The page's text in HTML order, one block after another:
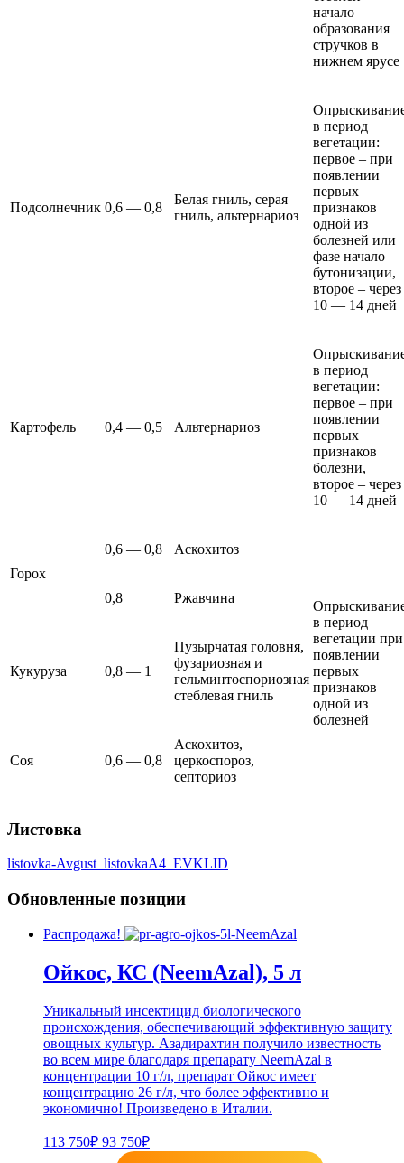
начало
образования
стручков в
нижнем ярусе
Подсолнечник 0,6 — 0,8
Белая гниль, серая
гниль, альтернариоз
в период
вегетации:
первое – при
появлении
первых
признаков
одной из
болезней или
фазе начало
бутонизации,
второе – через
10 — 14 дней
Картофель 0,4 — 0,5 Альтернариоз
в период
вегетации:
первое – при
появлении
первых
признаков
болезни,
второе – через
10 — 14 дней
Горох
0,6 — 0,8 Аскохитоз
в период
вегетации при
появлении
первых
признаков
одной из
болезней
0,8 Ржавчина
Кукуруза 0,8 — 1
Пузырчатая головня,
фузариозная и
гельминтоспориозная
стеблевая гниль
Соя 0,6 — 0,8
Аскохитоз,
церкоспороз,
септориоз
Листовка
listovka-Avgust_listovkaA4_EVKLID
Обновленные позиции
Распродажа!
Ойкос, КС (NeemAzal), 5 л
Уникальный инсектицид биологического
происхождения, обеспечивающий эффективную защиту
овощных культур. Азадирахтин получило известность
во всем мире благодаря препарату NeemAzal в
концентрации 10 г/л, препарат Ойкос имеет
концентрацию 26 г/л, что более эффективно и
экономично! Произведено в Италии.
113 750₽ 93 750₽